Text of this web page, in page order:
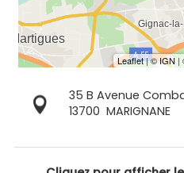
35 B Avenue
13700 MARIGNANE